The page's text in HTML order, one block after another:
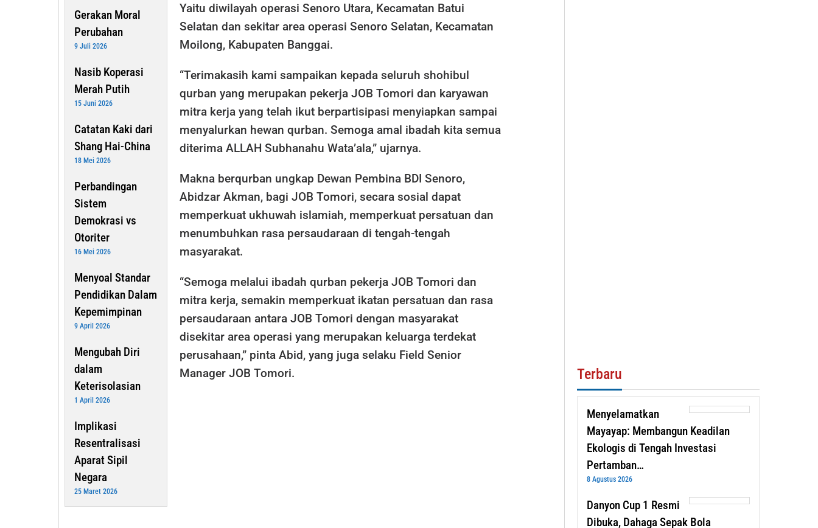
Gerakan Moral
Perubahan
9 Juli 2026
Nasib Koperasi
Merah Putih
15 Juni 2026
Catatan Kaki dari
Shang Hai-China
18 Mei 2026
Perbandingan
Sistem
Demokrasi vs
Otoriter
16 Mei 2026
Menyoal Standar
Pendidikan Dalam
Kepemimpinan
9 April 2026
Mengubah Diri
dalam
Keterisolasian
1 April 2026
Implikasi
Resentralisasi
Aparat Sipil
Negara
25 Maret 2026
Yaitu diwilayah operasi Senoro Utara, Kecamatan Batui
Selatan dan sekitar area operasi Senoro Selatan, Kecamatan
Moilong, Kabupaten Banggai.
“Terimakasih kami sampaikan kepada seluruh shohibul
qurban yang merupakan pekerja JOB Tomori dan karyawan
mitra kerja yang telah ikut berpartisipasi menyiapkan sampai
menyalurkan hewan qurban. Semoga amal ibadah kita semua
diterima ALLAH Subhanahu Wata’ala,” ujarnya.
Makna berqurban ungkap Dewan Pembina BDI Senoro,
Abidzar Akman, bagi JOB Tomori, secara sosial dapat
memperkuat ukhuwah islamiah, memperkuat persatuan dan
menumbuhkan rasa persaudaraan di tengah-tengah
masyarakat.
“Semoga melalui ibadah qurban pekerja JOB Tomori dan
mitra kerja, semakin memperkuat ikatan persatuan dan rasa
persaudaraan antara JOB Tomori dengan masyarakat
disekitar area operasi yang merupakan keluarga terdekat
perusahaan,” pinta Abid, yang juga selaku Field Senior
Manager JOB Tomori.
Terbaru
Menyelamatkan
Mayayap: Membangun Keadilan
Ekologis di Tengah Investasi
Pertamban…
8 Agustus 2026
Danyon Cup 1 Resmi
Dibuka, Dahaga Sepak Bola